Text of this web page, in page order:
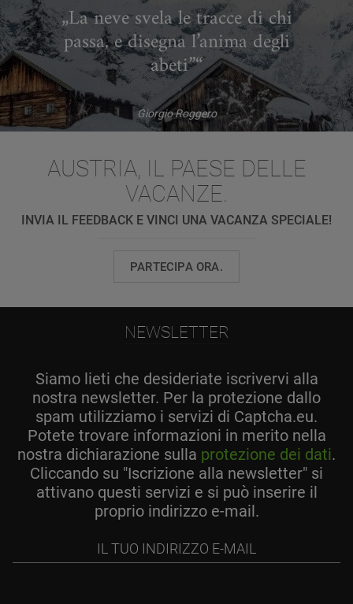
„La neve svela le tracce di chi
passa, e disegna l’anima degli
abeti”“
Giorgio Roggero
AUSTRIA, IL PAESE DELLE
VACANZE.
INVIA IL FEEDBACK E VINCI UNA VACANZA SPECIALE!
PARTECIPA ORA.
NEWSLETTER
Siamo lieti che desideriate iscrivervi alla
nostra newsletter. Per la protezione dallo
spam utilizziamo i servizi di Captcha.eu.
Potete trovare informazioni in merito nella
nostra dichiarazione sulla protezione dei dati.
Cliccando su "Iscrizione alla newsletter" si
attivano questi servizi e si può inserire il
proprio indirizzo e-mail.
indirizzo